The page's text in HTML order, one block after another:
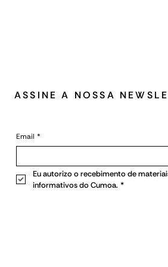
ASSINE A NOSSA
Email *
Eu autorizo o recebimento de
informativos do Cumoa. *